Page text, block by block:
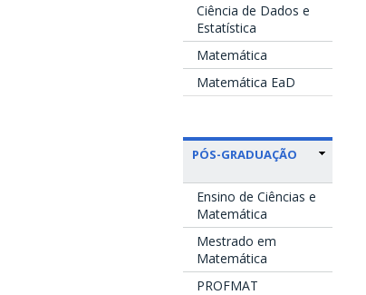
Ciência de Dados e
Estatística
Matemática
Matemática EaD
PÓS-GRADUAÇÃO
Ensino de Ciências e
Matemática
Mestrado em
Matemática
PROFMAT